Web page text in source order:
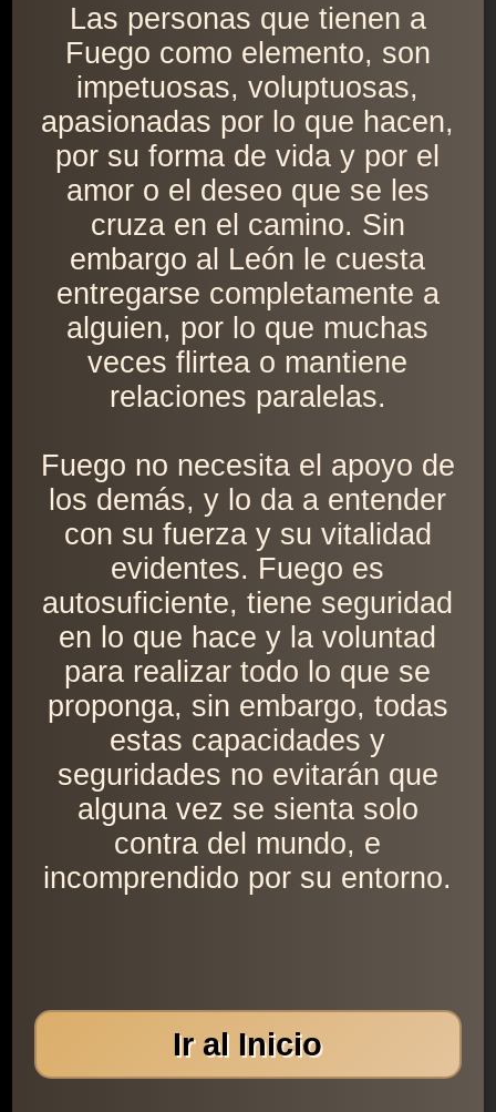
Las personas que tienen a
Fuego como elemento, son
impetuosas, voluptuosas,
apasionadas por lo que hacen,
por su forma de vida y por el
amor o el deseo que se les
cruza en el camino. Sin
embargo al León le cuesta
entregarse completamente a
alguien, por lo que muchas
veces flirtea o mantiene
relaciones paralelas.
Fuego no necesita el apoyo de
los demás, y lo da a entender
con su fuerza y su vitalidad
evidentes. Fuego es
autosuficiente, tiene seguridad
en lo que hace y la voluntad
para realizar todo lo que se
proponga, sin embargo, todas
estas capacidades y
seguridades no evitarán que
alguna vez se sienta solo
contra del mundo, e
incomprendido por su entorno.
Ir al Inicio